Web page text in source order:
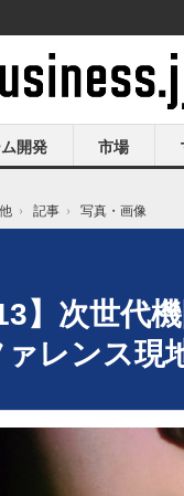
開発 市場
› 記事 › 写真・画像
】次世代
レンス現